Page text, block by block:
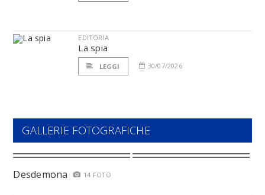
EDITORIA
La spia
LEGGI 30/07/2026
GALLERIE FOTOGRAFICHE
Desdemona 14 FOTO